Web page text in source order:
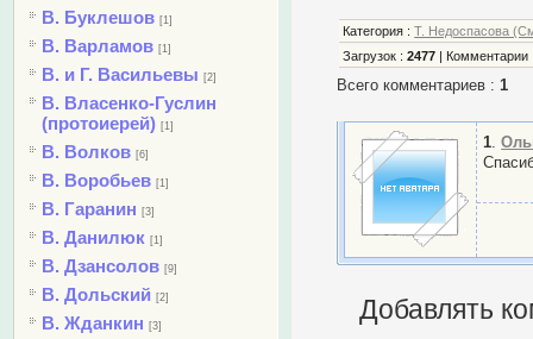
В. Буклешов [1]
В. Варламов [1]
В. и Г. Васильевы [2]
В. Власенко-Гуслин
(протоиерей) [1]
В. Волков [6]
В. Воробьев [1]
В. Гаранин [3]
В. Данилюк [1]
В. Дзансолов [9]
В. Дольский [2]
В. Жданкин [3]
Категория :Т. Недоспасова
Загрузок :2477 Комментарии
Всего комментариев :1
1.
Добавлять